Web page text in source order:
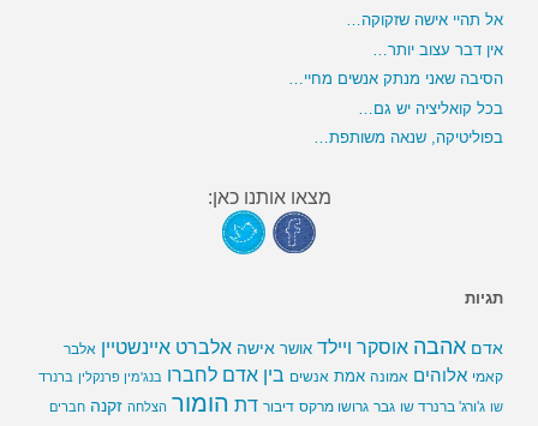
אל תהיי אישה שזקוקה…
אין דבר עצוב יותר…
הסיבה שאני מנתק אנשים מחיי…
בכל קואליציה יש גם…
בפוליטיקה, שנאה משותפת…
מצאו אותנו כאן:
תגיות
אדם אהבה אוסקר ויילד אושר אישה אלברט איינשטיין אלבר
קאמי אלוהים אמונה אמת אנשים בין אדם לחברו בנג'מין פרנקלין ברנרד
שו ג'ורג' ברנרד שו גבר גרושו מרקס דיבור דת הומור הצלחה זקנה חברים